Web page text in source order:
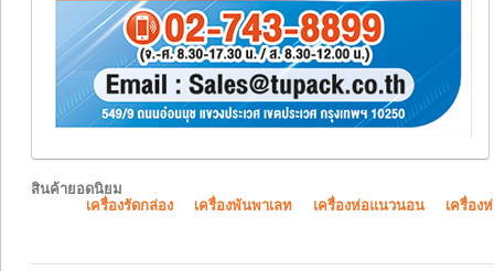
สินค้ายอดนิยม
เครื่องรัดกล่อง
เครื่องพันพาเลท เครื่องห่อแนวนอน เครื่อง